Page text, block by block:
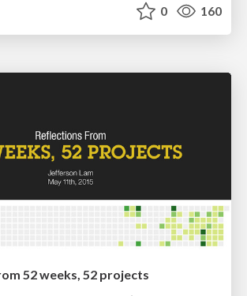
0 160
52 weeks, 52 projects